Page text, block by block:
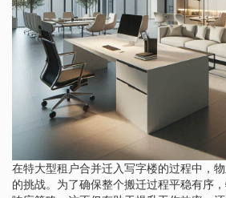
在特大型租户合并迁入写字楼的过程中，
的挑战。为了确保整个搬迁过程平稳有序